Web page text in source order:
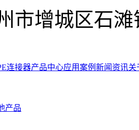
市增城区石
连接器产品中心应用案例 新闻资讯关
产品